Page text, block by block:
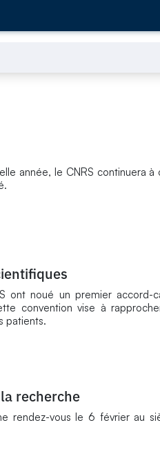
année, le CNRS continuera
noué un premier accord-
convention vise à
patients.
recherche
rendez-vous le 6 février au